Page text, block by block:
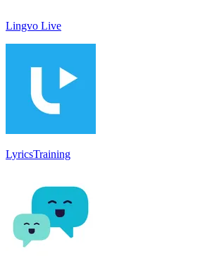
Lingvo Live
LyricsTraining